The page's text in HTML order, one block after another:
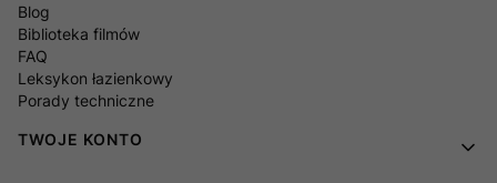
Blog
Biblioteka filmów
FAQ
Leksykon łazienkowy
Porady techniczne
TWOJE KONTO